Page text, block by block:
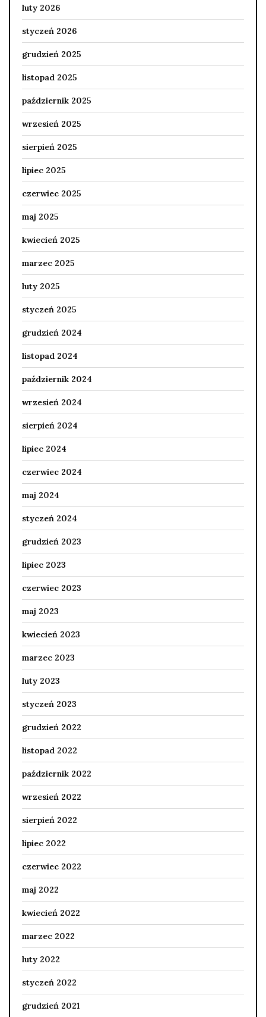
luty 2026
styczeń 2026
grudzień 2025
listopad 2025
październik 2025
wrzesień 2025
sierpień 2025
lipiec 2025
czerwiec 2025
maj 2025
kwiecień 2025
marzec 2025
luty 2025
styczeń 2025
grudzień 2024
listopad 2024
październik 2024
wrzesień 2024
sierpień 2024
lipiec 2024
czerwiec 2024
maj 2024
styczeń 2024
grudzień 2023
lipiec 2023
czerwiec 2023
maj 2023
kwiecień 2023
marzec 2023
luty 2023
styczeń 2023
grudzień 2022
listopad 2022
październik 2022
wrzesień 2022
sierpień 2022
lipiec 2022
czerwiec 2022
maj 2022
kwiecień 2022
marzec 2022
luty 2022
styczeń 2022
grudzień 2021